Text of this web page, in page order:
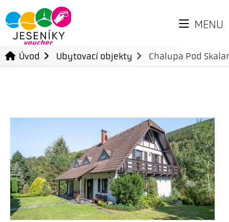
MENU
Úvod Ubytovací objekty Chalupa Pod